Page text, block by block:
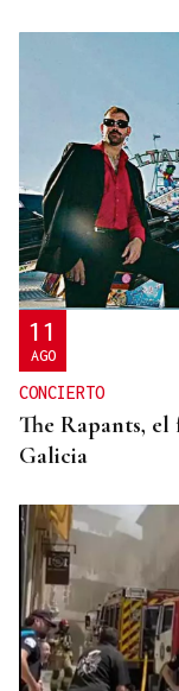
ORÁCULO DAS
Horóscopo del
11
AGO
CONCIERTO
The Rapants, el
Galicia